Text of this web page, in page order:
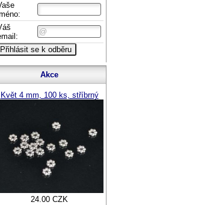
Akce
Květ 4 mm, 100 ks, stříbrný
24.00 CZK